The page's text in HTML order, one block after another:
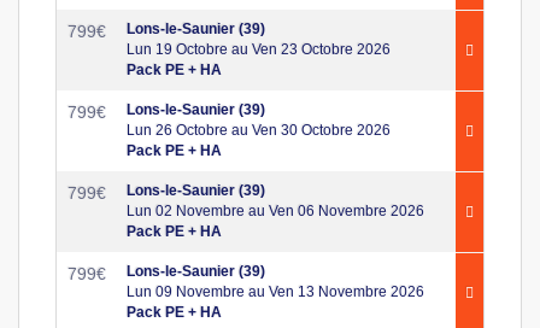
799€
Lons-le-Saunier (39)
Lun 19 Octobre au Ven 23 Octobre 2026
Pack PE + HA
799€
Lons-le-Saunier (39)
Lun 26 Octobre au Ven 30 Octobre 2026
Pack PE + HA
799€
Lons-le-Saunier (39)
Lun 02 Novembre au Ven 06 Novembre 2026
Pack PE + HA
799€
Lons-le-Saunier (39)
Lun 09 Novembre au Ven 13 Novembre 2026
Pack PE + HA